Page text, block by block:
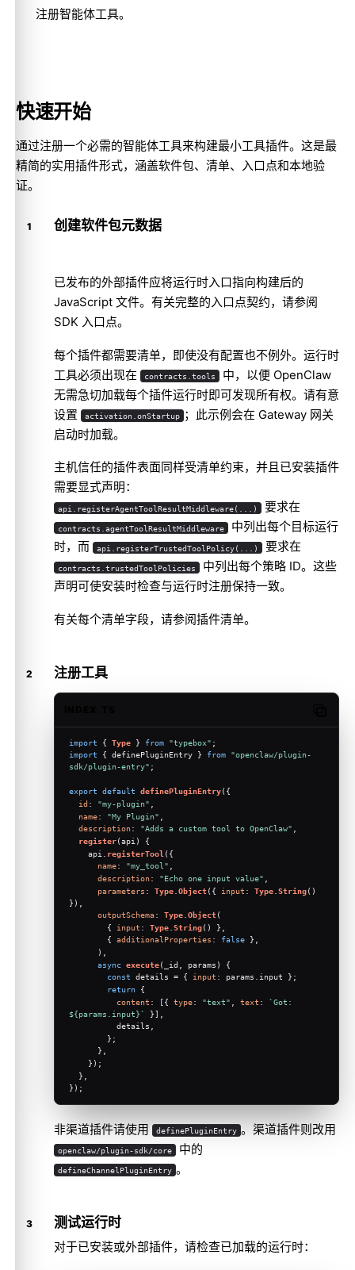
注册智能体工具。
快速开始
通过注册一个必需的智能体工具来构建最小工具插件。这是最
精简的实用插件形式，涵盖软件包、清单、入口点和本地验
证。
创建软件包元数据
已发布的外部插件应将运行时入口指向构建后的
JavaScript 文件。有关完整的入口点契约，请参阅
SDK 入口点。
每个插件都需要清单，即使没有配置也不例外。运行时
工具必须出现在
contracts.tools 中，以便 OpenClaw
无需急切加载每个插件运行时即可发现所有权。请有意
设置
activation.onStartup ；此示例会在 Gateway 网关
启动时加载。
主机信任的插件表面同样受清单约束，并且已安装插件
需要显式声明：
api.registerAgentToolResultMiddleware(...) 要求在
contracts.agentToolResultMiddleware 中列出每个目标运行
时，而
api.registerTrustedToolPolicy(...) 要求在
contracts.trustedToolPolicies 中列出每个策略 ID。这些
声明可使安装时检查与运行时注册保持一致。
有关每个清单字段，请参阅插件清单。
注册工具
import { Type } from "typebox" ;
import { definePluginEntry } from "openclaw/plugin-
sdk/plugin-entry" ;
export default definePluginEntry({
id : "my-plugin"
name: "My Plugin"
description: "Adds a custom tool to OpenClaw"
register(api ) {
    api.
registerTool ({
name: "my_tool" ,
description: "Echo one input value"
parameters : Type Object({ input : Type String()
}),
outputSchema: Type Object(
        {
input : Type String() },
        {
additionalProperties : false },
      ),
async execute( _id, params ) {
const details = { input : params.input };
return {
content : [{ type: "text" text :
${params.input}`
}],
          details,
        };
      },
    });
  },
});
非渠道插件请使用 definePluginEntry 。渠道插件则改用
openclaw/plugin-sdk/core 中的
defineChannelPluginEntry 。
测试运行时
对于已安装或外部插件，请检查已加载的运行时：